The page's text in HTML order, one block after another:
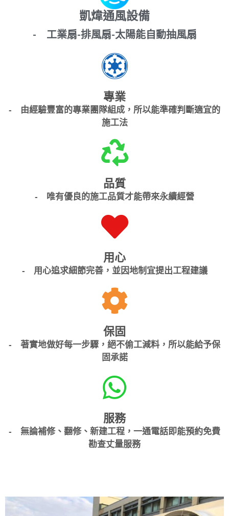
凱煒通風設備
- 工業扇-排風扇-太陽能自動抽風扇
專業
- 由經驗豐富的專業團隊組成，所以能準確判斷適宜的
施工法
品質
- 唯有優良的施工品質才能帶來永續經營
用心
- 用心追求細節完善，並因地制宜提出工程建議
保固
- 著實地做好每一步驟，絕不偷工減料，所以能給予保
固承諾
服務
- 無論補修、翻修、新建工程，一通電話即能預約免費
勘查丈量服務